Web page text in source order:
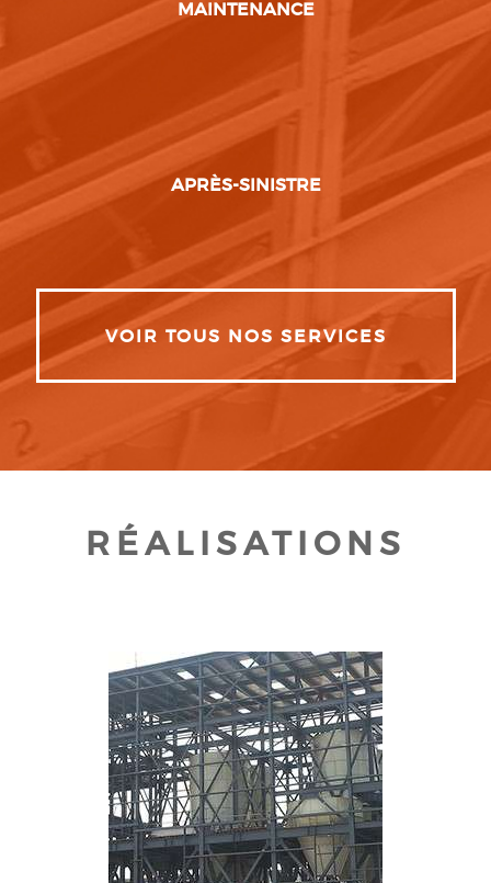
MAINTENANCE
APRÈS-SINISTRE
VOIR TOUS NOS SERVICES
RÉALISATIONS